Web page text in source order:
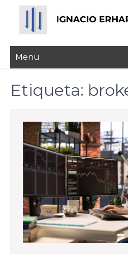
content
Ignacio
Menu
Etiqueta: